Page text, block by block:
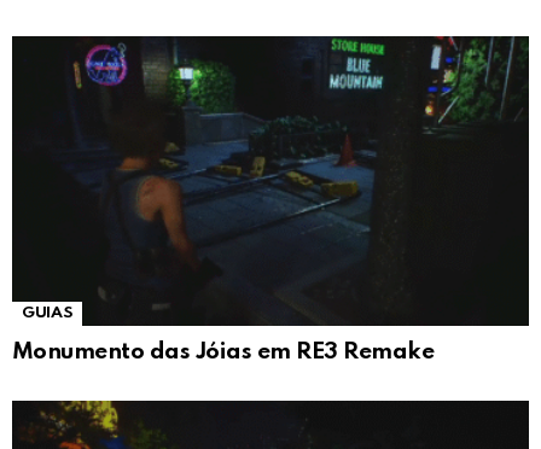
GUIAS
Monumento das Jóias em RE3 Remake